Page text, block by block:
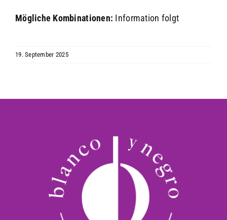
Management Platform&eRecht24
Mögliche Kombinationen: Information folgt
19. September 2025